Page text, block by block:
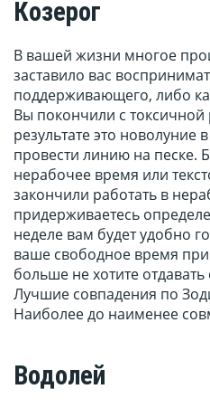
Козерог
В вашей жизни многое
заставило вас
поддерживающего, либо
Вы покончили с
результате это новолуние
провести линию на песке.
нерабочее время или
закончили работать в
придерживаетесь
неделе вам будет удобно
ваше свободное время
больше не хотите
Лучшие совпадения по
Наиболее до наименее
Водолей